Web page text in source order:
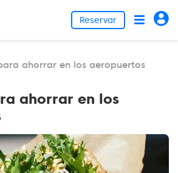
Reservar
ahorrar en los aeropuertos
ahorrar en los